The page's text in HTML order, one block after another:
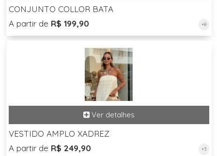
CONJUNTO COLLOR BATA
A partir de R$ 199,90 +8
VESTIDO AMPLO XADREZ
A partir de R$ 249,90 +3